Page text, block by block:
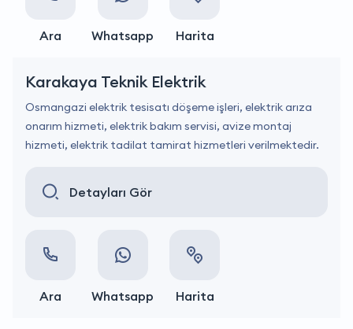
Ara Whatsapp Harita
Karakaya Teknik Elektrik
Osmangazi elektrik tesisatı döşeme işleri, elektrik arıza
onarım hizmeti, elektrik bakım servisi, avize montaj
hizmeti, elektrik tadilat tamirat hizmetleri verilmektedir.
Detayları Gör
Ara Whatsapp Harita